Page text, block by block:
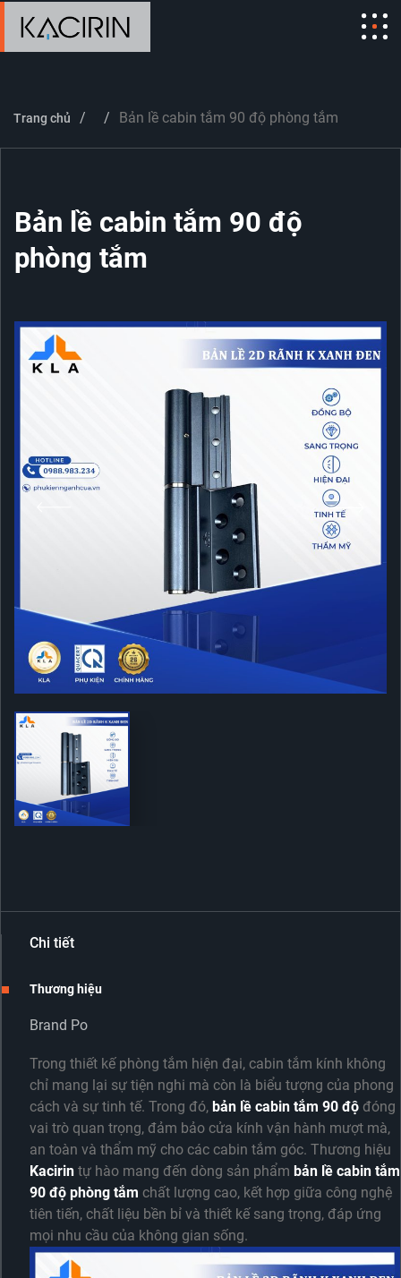
Trang chủ Bản lề cabin tắm 90 độ phòng tắm
Bản lề cabin tắm 90 độ
phòng tắm
Chi tiết
Thương hiệu
Brand Po
Trong thiết kế phòng tắm hiện đại, cabin tắm kính không
chỉ mang lại sự tiện nghi mà còn là biểu tượng của phong
cách và sự tinh tế. Trong đó, bản lề cabin tắm 90 độ đóng
vai trò quan trọng, đảm bảo cửa kính vận hành mượt mà,
an toàn và thẩm mỹ cho các cabin tắm góc. Thương hiệu
Kacirin tự hào mang đến dòng sản phẩm bản lề cabin tắm
90 độ phòng tắm chất lượng cao, kết hợp giữa công nghệ
tiên tiến, chất liệu bền bỉ và thiết kế sang trọng, đáp ứng
mọi nhu cầu của không gian sống.